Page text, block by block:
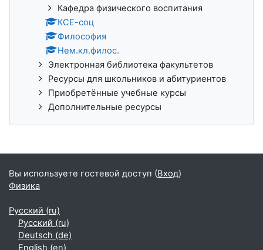
Кафедра физического воспитания
КСЕ-соц
Философия
Нем.кл.филос.
Электронная библиотека факультетов
Ресурсы для школьников и абитуриентов
Приобретённые учебные курсы
Дополнительные ресурсы
Вы используете гостевой доступ (Вход)
Физика
Русский ‎(ru)‎
Русский ‎(ru)‎
Deutsch ‎(de)‎
English ‎(en)‎